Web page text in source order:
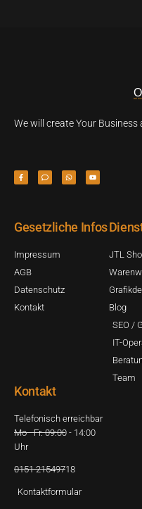
We will create Your Business
Gesetzliche Infos
Impressum
AGB
Datenschutz
Kontakt
JTL
Blog
SEO /
IT-
Team
Kontakt
Telefonisch erreichbar
Mo - Fr. 09:00 - 14:00
Uhr
0151 21549718
Kontaktformular